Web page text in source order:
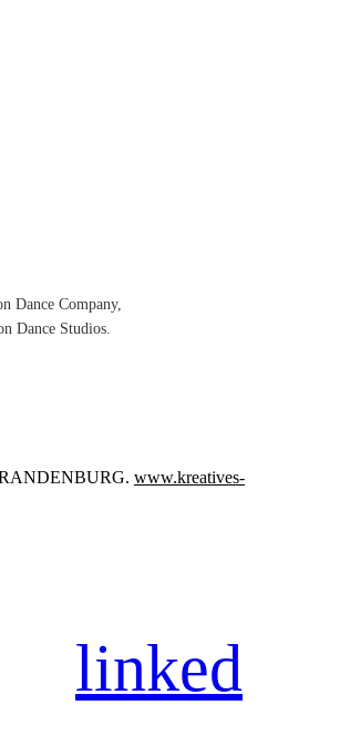
Dance Company,
Dance Studios.
www.kreatives-
linked